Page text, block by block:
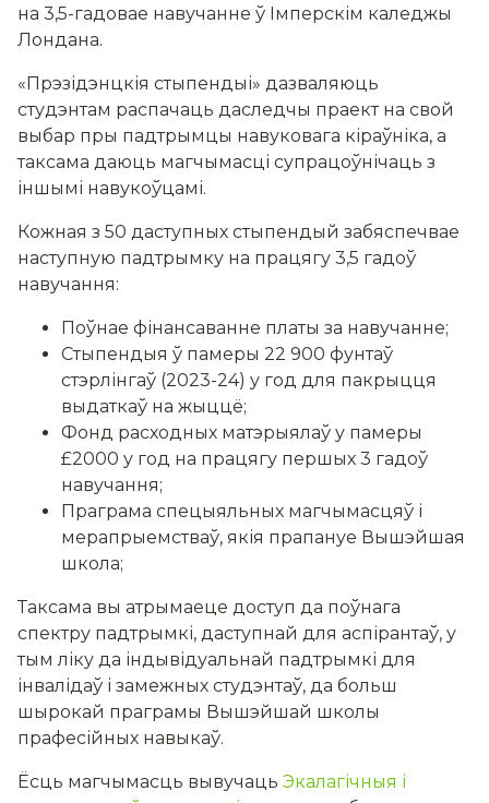
на 3,5-гадовае навучанне ў Імперскім каледжы
Лондана.
«Прэзідэнцкія стыпендыі» дазваляюць
студэнтам распачаць даследчы праект на свой
выбар пры падтрымцы навуковага кіраўніка, а
таксама даюць магчымасці супрацоўнічаць з
іншымі навукоўцамі.
Кожная з 50 даступных стыпендый забяспечвае
наступную падтрымку на працягу 3,5 гадоў
навучання:
Поўнае фінансаванне платы за навучанне;
Стыпендыя ў памеры 22 900 фунтаў
стэрлінгаў (2023-24) у год для пакрыцця
выдаткаў на жыццё;
Фонд расходных матэрыялаў у памеры
£2000 у год на працягу першых 3 гадоў
навучання;
Праграма спецыяльных магчымасцяў і
мерапрыемстваў, якія прапануе Вышэйшая
школа;
Таксама вы атрымаеце доступ да поўнага
спектру падтрымкі, даступнай для аспірантаў, у
тым ліку да індывідуальнай падтрымкі для
інвалідаў і замежных студэнтаў, да больш
шырокай праграмы Вышэйшай школы
прафесійных навыкаў.
Ёсць магчымасць вывучаць Экалагічныя і